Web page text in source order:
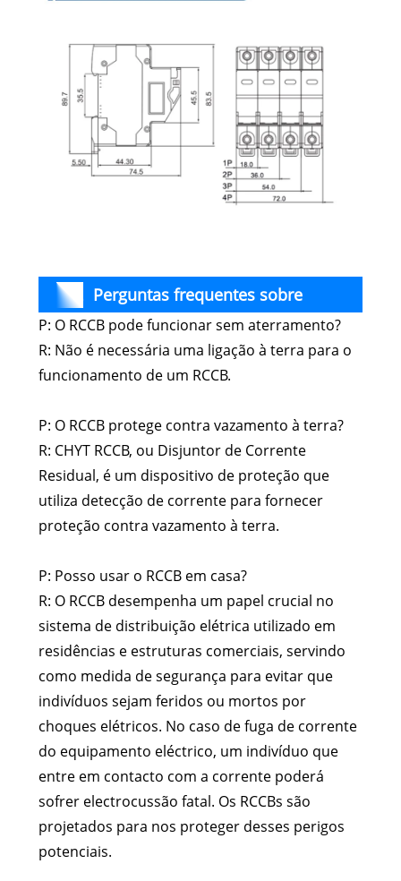
Perguntas frequentes sobre
suporte de fusível CC ICHYTI din rail
P: O RCCB pode funcionar sem aterramento?
R: Não é necessária uma ligação à terra para o
funcionamento de um RCCB.
P: O RCCB protege contra vazamento à terra?
R: CHYT RCCB, ou Disjuntor de Corrente
Residual, é um dispositivo de proteção que
utiliza detecção de corrente para fornecer
proteção contra vazamento à terra.
P: Posso usar o RCCB em casa?
R: O RCCB desempenha um papel crucial no
sistema de distribuição elétrica utilizado em
residências e estruturas comerciais, servindo
como medida de segurança para evitar que
indivíduos sejam feridos ou mortos por
choques elétricos. No caso de fuga de corrente
do equipamento eléctrico, um indivíduo que
entre em contacto com a corrente poderá
sofrer electrocussão fatal. Os RCCBs são
projetados para nos proteger desses perigos
potenciais.